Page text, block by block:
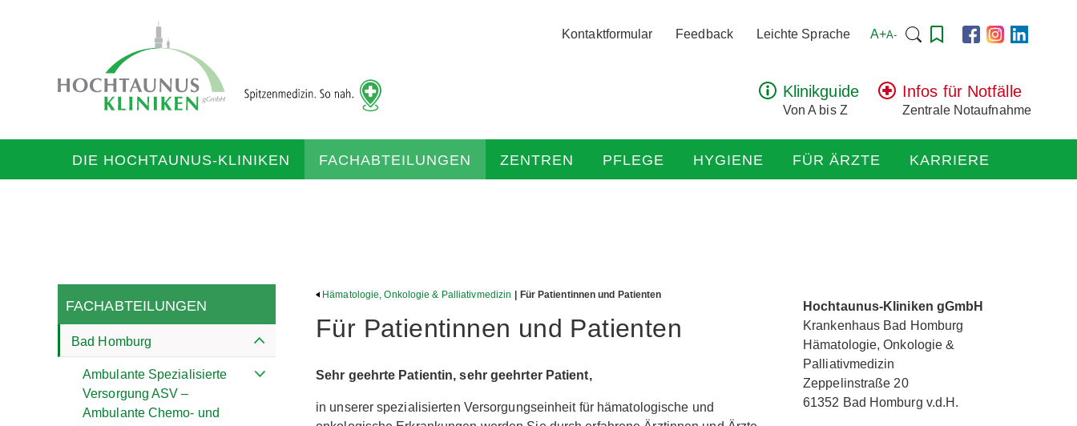
zur
Startseite
Kontaktformular Feedback Leichte Sprache A+A- Suchen
Klinikguide
Von A bis Z
Infos für Notfälle
Zentrale Notaufnahme
DIE HOCHTAUNUS-KLINIKEN FACHABTEILUNGEN ZENTREN PFLEGE HYGIENE FÜR ÄRZTE KARRIERE
FACHABTEILUNGEN
Bad Homburg
Ambulante Spezialisierte
Versorgung ASV –
Ambulante Chemo- und
Hämatologie, Onkologie & Palliativmedizin | Für Patientinnen und Patienten
Für Patientinnen und Patienten
Sehr geehrte Patientin, sehr geehrter Patient,
in unserer spezialisierten Versorgungseinheit für hämatologische und
Hochtaunus-Kliniken gGmbH
Krankenhaus Bad Homburg
Hämatologie, Onkologie &
Palliativmedizin
Zeppelinstraße 20
61352 Bad Homburg v.d.H.